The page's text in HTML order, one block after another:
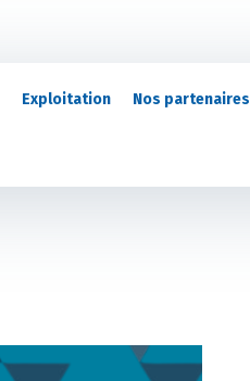
Exploitation Nos partenaires